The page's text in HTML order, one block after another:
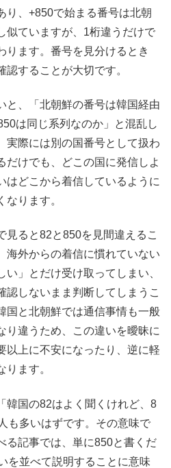
り、+850で始まる番号は北朝
似ていますが、1桁違うだけで
ります。番号を見分けるとき
することが大切です。
と、「北朝鮮の番号は韓国経由
は同じ系列なのか」と混乱し
実際には別の国番号として扱わ
だけでも、どこの国に発信しよ
はどこから着信しているように
なります。
見ると82と850を見間違えるこ
海外からの着信に慣れていない
い」とだけ受け取ってしまい、
認しないまま判断してしまうこ
国と北朝鮮では通信事情も一般
り違うため、この違いを曖昧に
以上に不安になったり、逆に軽
ります。
韓国の82はよく聞くけれど、8
も多いはずです。その意味で
る記事では、単に850と書くだ
を並べて説明することに意味